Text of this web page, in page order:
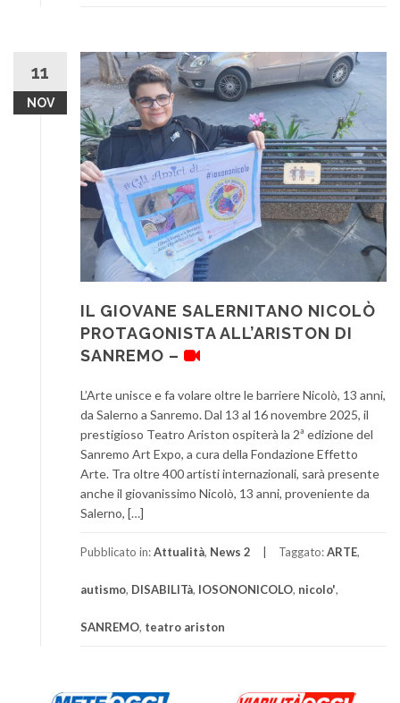
11
NOV
IL GIOVANE SALERNITANO NICOLÒ
PROTAGONISTA ALL’ARISTON DI
SANREMO –
L’Arte unisce e fa volare oltre le barriere Nicolò, 13 anni,
da Salerno a Sanremo. Dal 13 al 16 novembre 2025, il
prestigioso Teatro Ariston ospiterà la 2ª edizione del
Sanremo Art Expo, a cura della Fondazione Effetto
Arte. Tra oltre 400 artisti internazionali, sarà presente
anche il giovanissimo Nicolò, 13 anni, proveniente da
Salerno, […]
Pubblicato in:Attualità, News 2 Taggato:ARTE,
autismo, DISABILITà, IOSONONICOLO, nicolo',
SANREMO, teatro ariston